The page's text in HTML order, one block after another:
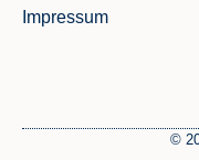
Impressum
©